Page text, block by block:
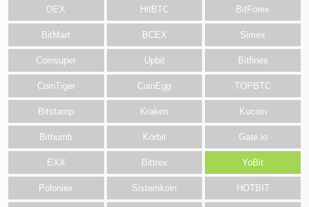
OEX HitBTC BitForex
BitMart BCEX Simex
Coinsuper Upbit Bitfinex
CoinTiger CoinEgg TOPBTC
Bitstamp Kraken Kucoin
Bithumb Korbit Gate.io
EXX Bittrex YoBit
Poloniex Sistemkoin HOTBIT